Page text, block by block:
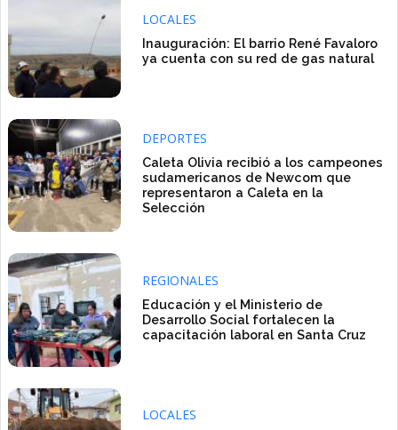
LOCALES
Inauguración: El barrio René Favaloro
ya cuenta con su red de gas natural
DEPORTES
Caleta Olivia recibió a los campeones
sudamericanos de Newcom que
representaron a Caleta en la
Selección
REGIONALES
Educación y el Ministerio de
Desarrollo Social fortalecen la
capacitación laboral en Santa Cruz
LOCALES